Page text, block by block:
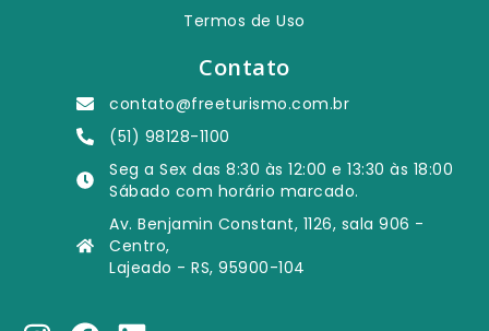
Termos de Uso
Contato
contato@freeturismo.com.br
(51) 98128-1100
Seg a Sex das 8:30 às 12:00 e 13:30 às 18:00
Sábado com horário marcado.
Av. Benjamin Constant, 1126, sala 906 -
Centro,
Lajeado - RS, 95900-104